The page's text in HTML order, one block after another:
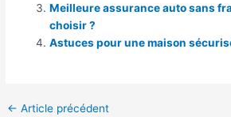
Meilleure assurance auto sans
choisir ?
Astuces pour une maison
Navigation
← Article précédent